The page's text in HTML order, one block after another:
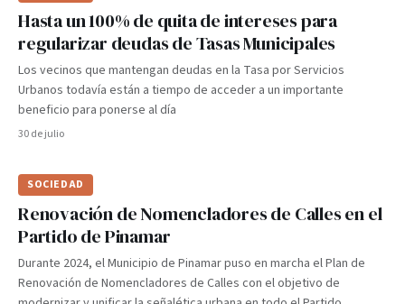
Hasta un 100% de quita de intereses para
regularizar deudas de Tasas Municipales
Los vecinos que mantengan deudas en la Tasa por Servicios
Urbanos todavía están a tiempo de acceder a un importante
beneficio para ponerse al día
30 de julio
SOCIEDAD
Renovación de Nomencladores de Calles en el
Partido de Pinamar
Durante 2024, el Municipio de Pinamar puso en marcha el Plan de
Renovación de Nomencladores de Calles con el objetivo de